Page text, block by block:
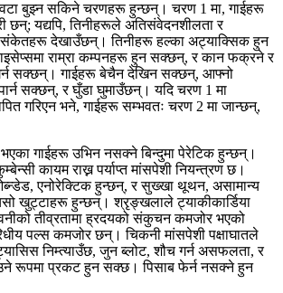
बुझ्न सकिने चरणहरू हुन्छन्। चरण 1 मा, गाईहरू
छन्; यद्यपि, तिनीहरूले अतिसंवेदनशीलता र
संकेतहरू देखाउँछन्। तिनीहरू हल्का अट्याक्सिक हुन
राम्रा कम्पनहरू हुन सक्छन्, र कान फक्रने र
सक्छन्। गाईहरू बेचैन देखिन सक्छन्, आफ्नो
सक्छन्, र घुँडा घुमाउँछन्। यदि चरण 1 मा
गरिएन भने, गाईहरू सम्भवतः चरण 2 मा जान्छन्,
गाईहरू उभिन नसक्ने बिन्दुमा पेरेटिक हुन्छन्।
कायम राख्न पर्याप्त मांसपेशी नियन्त्रण छ।
एनोरेक्टिक हुन्छन्, र सुख्खा थूथन, असामान्य
खुट्टाहरू हुन्छन्। श्रृङ्खलाले ट्याकीकार्डिया
तीव्रतामा ह्रदयको संकुचन कमजोर भएको
पल्स कमजोर छन्। चिकनी मांसपेशी पक्षाघातले
निम्त्याउँछ, जुन ब्लोट, शौच गर्न असफलता, र
रूपमा प्रकट हुन सक्छ। पिसाब फेर्न नसक्ने हुन